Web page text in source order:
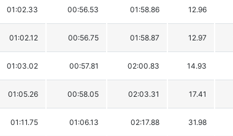
01:02.33 00:56.53 01:58.86 12.96
01:02.12 00:56.75 01:58.87 12.97
01:03.02 00:57.81 02:00.83 14.93
01:05.26 00:58.05 02:03.31 17.41
01:11.75 01:06.13 02:17.88 31.98